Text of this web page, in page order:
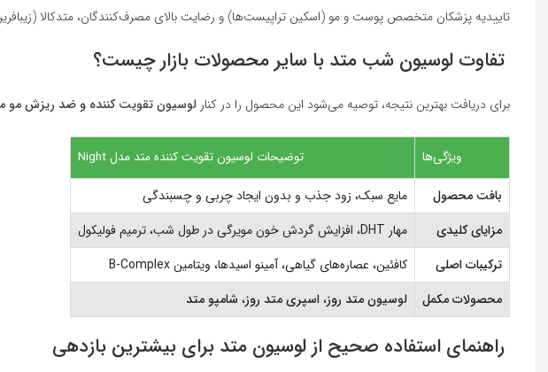
تاییدیه پزشکان متخصص پوست و مو (اسکین تراپیست‌ها) و رضایت بالای مصرف‌کنندگان، متدکالا
تفاوت لوسیون شب متد با سایر محصولات بازار چیست؟
برای دریافت بهترین نتیجه، توصیه می‌شود این محصول را در کنار لوسیون تقویت کننده و ضد ریزش
ویژگی‌ها توضیحات لوسیون تقویت کننده متد مدل Night
بافت محصول
مایع سبک، زود جذب و بدون ایجاد چربی و چسبندگی
مزایای کلیدی
مهار DHT، افزایش گردش خون مویرگی در طول شب، ترمیم فولیکول
ترکیبات اصلی
کافئین، عصاره‌های گیاهی، آمینو اسیدها، ویتامین B-Complex
محصولات مکمل
لوسیون متد روز،اسپری متد روز، شامپو متد
راهنمای استفاده صحیح از لوسیون متد برای بیشترین بازدهی